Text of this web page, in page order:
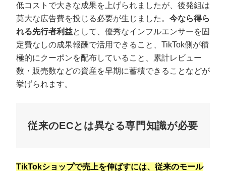
低コストで大きな成果を上げられましたが、後発組は
莫大な広告費を投じる必要が生じました。 今なら得ら
れる先行者利益として、優秀なインフルエンサーを固
定費なしの成果報酬で活用できること、TikTok側が積
極的にクーポンを配布していること、累計レビュー
数・販売数などの資産を早期に蓄積できることなどが
挙げられます。
従来のECとは異なる専門知識が必要
TikTokショップで売上を伸ばすには、従来のモール